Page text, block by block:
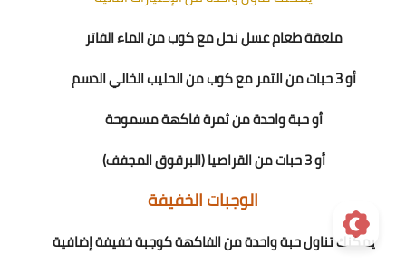
ملعقة طعام عسل نحل مع كوب من الماء الفاتر
أو 3 حبات من التمر مع كوب من الحليب الخالي الدسم
أو حبة واحدة من ثمرة فاكهة مسموحة
أو 3 حبات من القراصيا (البرقوق المجفف)
الوجبات الخفيفة
يمكنك تناول حبة واحدة من الفاكهة كوجبة خفيفة إضافية